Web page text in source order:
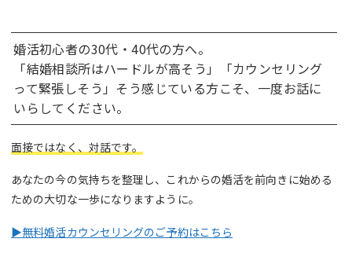
婚活初心者の30代・40代の方へ。
「結婚相談所はハードルが高そう」「カウンセリング
って緊張しそう」そう感じている方こそ、一度お話に
いらしてください。
面接ではなく、対話です。
あなたの今の気持ちを整理し、これからの婚活を前向きに始める
ための大切な一歩になりますように。
▶無料婚活カウンセリングのご予約はこちら